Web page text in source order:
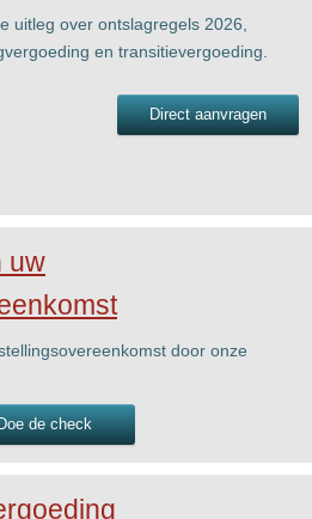
uitleg over ontslagregels 2026,
en transitievergoeding.
Direct aanvragen
uw
door onze
de check